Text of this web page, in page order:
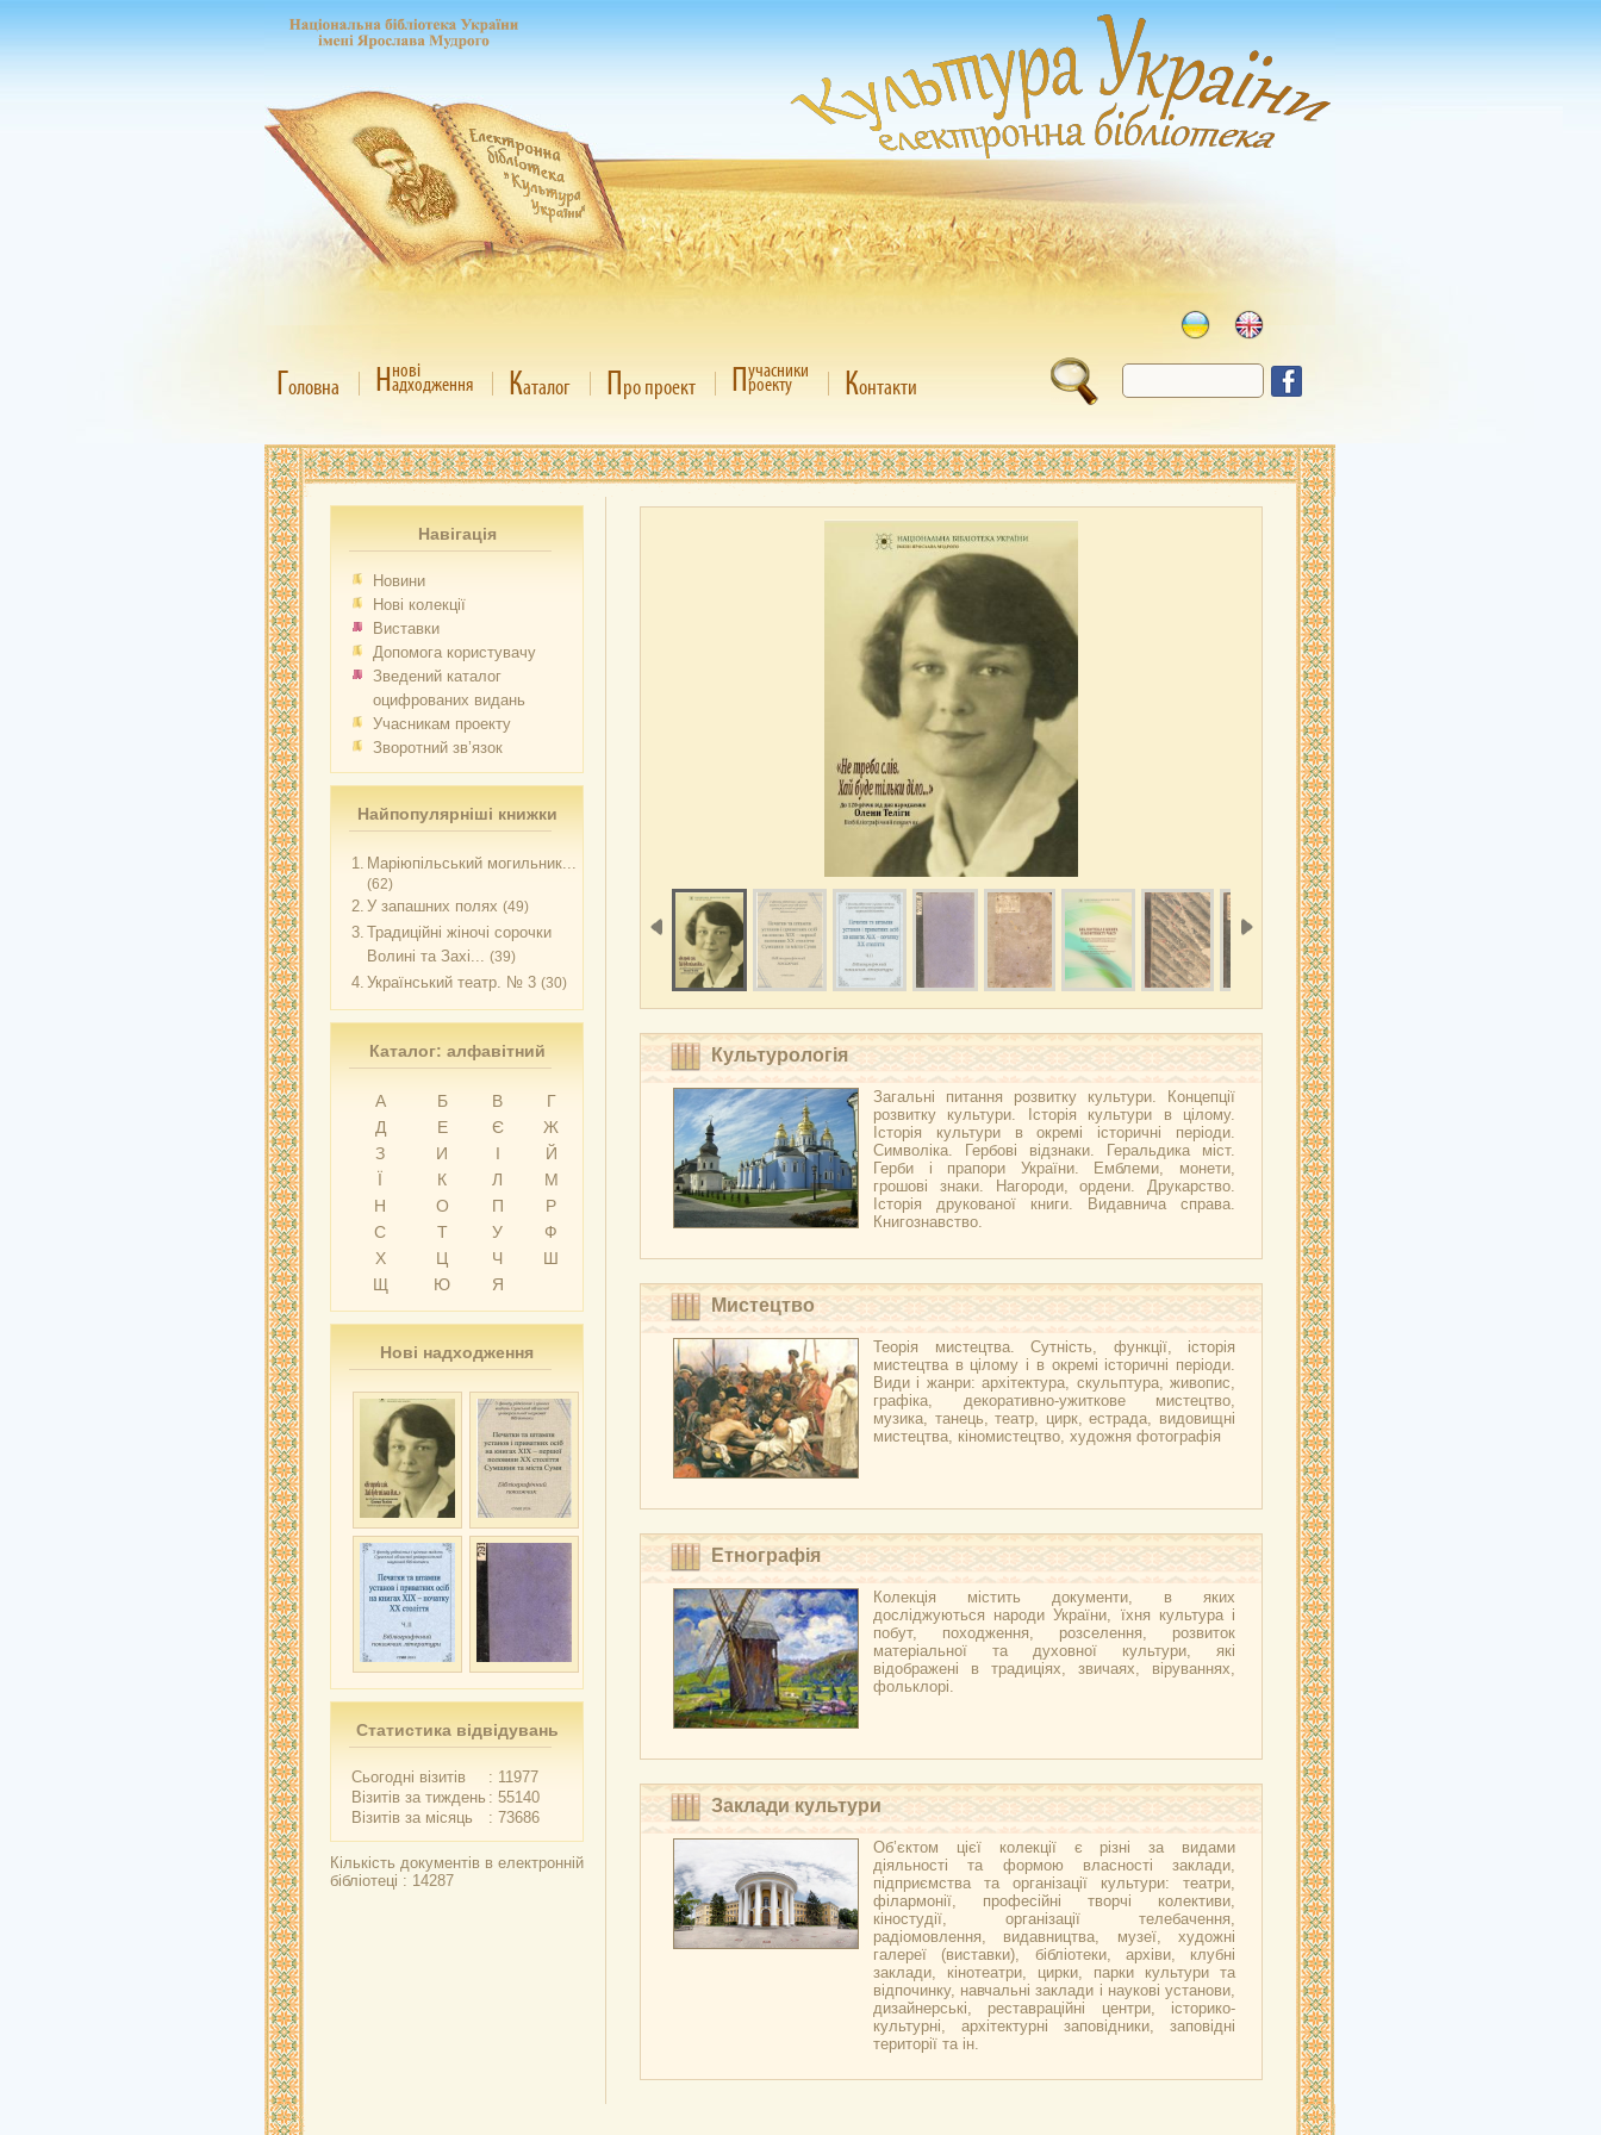
Головна Ннові
адходження Каталог Про проект Пучасники
роекту Контакти
Навігація
Новини
Нові колекції
Виставки
Допомога користувачу
Зведений каталог
оцифрованих видань
Учасникам проекту
Зворотний зв’язок
Найпопулярніші книжки
1. Маріюпільський могильник...
(62)
2. У запашних полях (49)
3. Традиційні жіночі сорочки
Волині та Захі... (39)
4. Український театр. № 3 (30)
Каталог: алфавітний
А Б В
Г
Д
Е Є
Ж
З
И І
Й
Ї
К Л
М
Н
О П
Р
С
Т У
Ф
Х
Ц Ч
Ш
Щ
Ю Я
Нові надходження
Статистика відвідувань
Сьогодні візитів
: 11977
Візитів за тиждень : 55140
Візитів за місяць
: 73686
Кількість документів в електронній
бібліотеці : 14287
Культурологія
Загальні питання розвитку культури. Концепції
розвитку культури. Історія культури в цілому.
Історія культури в окремі історичні періоди.
Символіка. Гербові відзнаки. Геральдика міст.
Герби і прапори України. Емблеми, монети,
грошові знаки. Нагороди, ордени. Друкарство.
Історія друкованої книги. Видавнича справа.
Книгознавство.
Мистецтво
Теорія мистецтва. Сутність, функції, історія
мистецтва в цілому і в окремі історичні періоди.
Види і жанри: архітектура, скульптура, живопис,
графіка, декоративно-ужиткове мистецтво,
музика, танець, театр, цирк, естрада, видовищні
мистецтва, кіномистецтво, художня фотографія
Етнографія
Колекція містить документи, в яких
досліджуються народи України, їхня культура і
побут, походження, розселення, розвиток
матеріальної та духовної культури, які
відображені в традиціях, звичаях, віруваннях,
фольклорі.
Заклади культури
Об’єктом цієї колекції є різні за видами
діяльності та формою власності заклади,
підприємства та організації культури: театри,
філармонії, професійні творчі колективи,
кіностудії, організації телебачення,
радіомовлення, видавництва, музеї, художні
галереї (виставки), бібліотеки, архіви, клубні
заклади, кінотеатри, цирки, парки культури та
відпочинку, навчальні заклади і наукові установи,
дизайнерські, реставраційні центри, історико-
культурні, архітектурні заповідники, заповідні
території та ін.